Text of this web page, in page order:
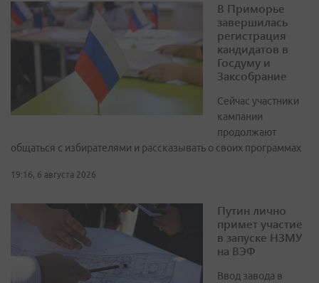
В Приморье
завершилась
регистрация
кандидатов в
Госдуму и
Заксобрание
Сейчас участники
кампании
продолжают
общаться с избирателями и рассказывать о своих программах
19:16, 6 августа 2026
Путин лично
примет участие
в запуске НЗМУ
на ВЭФ
Ввод завода в